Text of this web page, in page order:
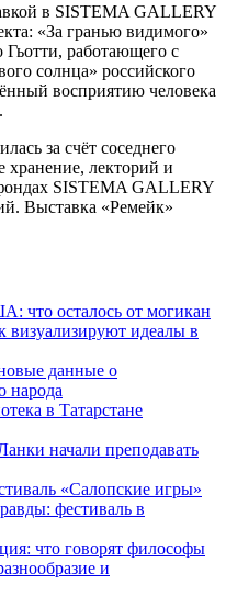
в SISTEMA GALLERY
«За гранью видимого»
Гьотти, работающего с
солнца» российского
восприятию человека
за счёт соседнего
хранение, лекторий и
SISTEMA GALLERY
Выставка «Ремейк»
что осталось от могикан
визуализируют идеалы в
данные о
народа
в Татарстане
начали преподавать
«Салопские игры»
фестиваль в
что говорят философы
и